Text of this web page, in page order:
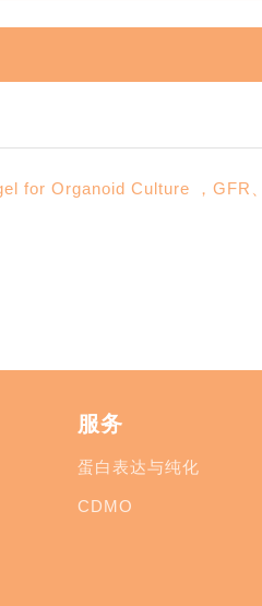
for Organoid Culture ，GFR
服务
蛋白表达与纯化
CDMO